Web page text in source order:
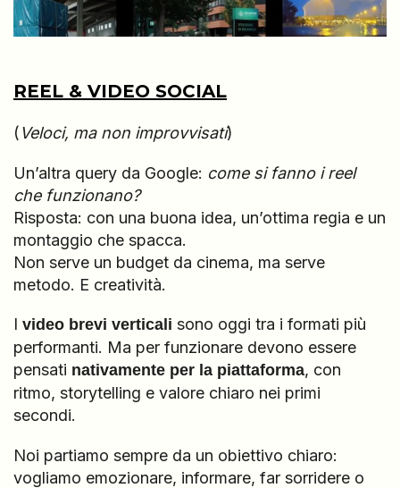
REEL & VIDEO SOCIAL
(Veloci, ma non improvvisati)
Un’altra query da Google: come si fanno i reel
che funzionano?
Risposta: con una buona idea, un’ottima regia e un
montaggio che spacca.
Non serve un budget da cinema, ma serve
metodo. E creatività.
I video brevi verticali sono oggi tra i formati più
performanti. Ma per funzionare devono essere
pensati nativamente per la piattaforma, con
ritmo, storytelling e valore chiaro nei primi
secondi.
Noi partiamo sempre da un obiettivo chiaro:
vogliamo emozionare, informare, far sorridere o